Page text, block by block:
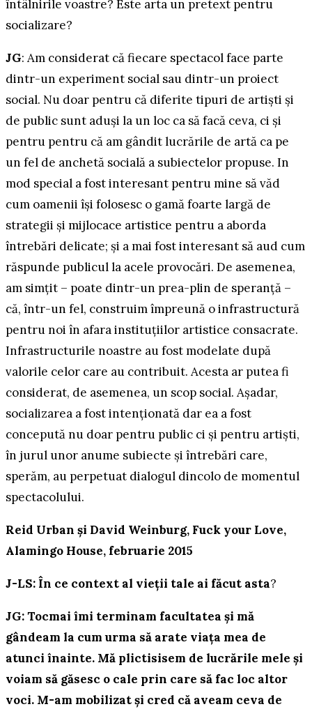
întâlnirile voastre? Este arta un pretext pentru
socializare?
JG: Am considerat că fiecare spectacol face parte
dintr-un experiment social sau dintr-un proiect
social. Nu doar pentru că diferite tipuri de artiști și
de public sunt aduși la un loc ca să facă ceva, ci și
pentru pentru că am gândit lucrările de artă ca pe
un fel de anchetă socială a subiectelor propuse. In
mod special a fost interesant pentru mine să văd
cum oamenii își folosesc o gamă foarte largă de
strategii și mijlocace artistice pentru a aborda
întrebări delicate; și a mai fost interesant să aud cum
răspunde publicul la acele provocări. De asemenea,
am simțit – poate dintr-un prea-plin de speranță –
că, într-un fel, construim împreună o infrastructură
pentru noi în afara instituțiilor artistice consacrate.
Infrastructurile noastre au fost modelate după
valorile celor care au contribuit. Acesta ar putea fi
considerat, de asemenea, un scop social. Așadar,
socializarea a fost intenționată dar ea a fost
concepută nu doar pentru public ci și pentru artiști,
în jurul unor anume subiecte și întrebări care,
sperăm, au perpetuat dialogul dincolo de momentul
spectacolului.
Reid Urban și David Weinburg, Fuck your Love,
Alamingo House, februarie 2015
J-LS: În ce context al vieții tale ai făcut asta?
JG: Tocmai îmi terminam facultatea și mă
gândeam la cum urma să arate viața mea de
atunci înainte. Mă plictisisem de lucrările mele și
voiam să găsesc o cale prin care să fac loc altor
voci. M-am mobilizat și cred că aveam ceva de